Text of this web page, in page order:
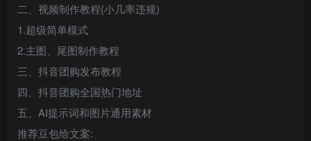
二、视频制作教程(小几率违规)
1.超级简单模式
2.主图、尾图制作教程
三、抖音团购发布教程
四、抖音团购全国热门地址
五、AI提示词和图片通用素材
推荐豆包给文案: